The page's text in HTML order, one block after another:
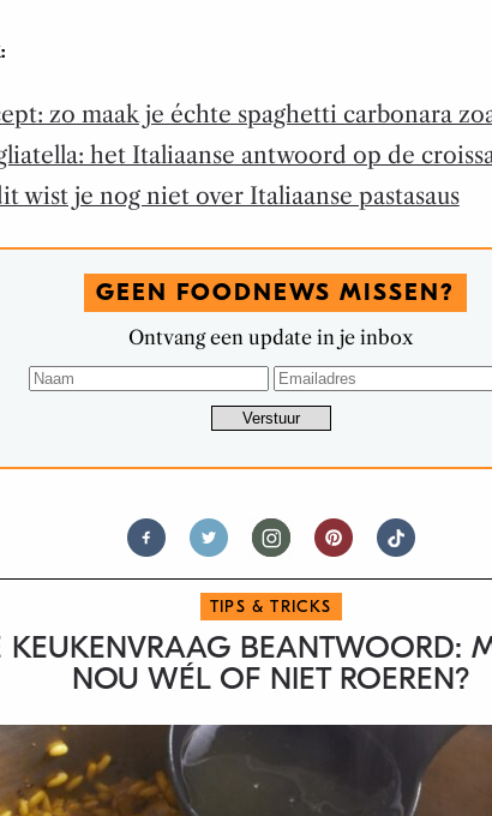
zo maak je échte spaghetti carbonara
het Italiaanse antwoord op de
wist je nog niet over Italiaanse pastasaus
GEEN FOODNEWS MISSEN?
Ontvang een update in je inbox
TIPS & TRICKS
KEUKENVRAAG BEANTWOORD:
NOU WÉL OF NIET ROEREN?